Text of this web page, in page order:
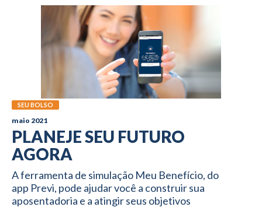
SEU BOLSO
maio 2021
PLANEJE SEU FUTURO
AGORA
A ferramenta de simulação Meu Benefício, do
app Previ, pode ajudar você a construir sua
aposentadoria e a atingir seus objetivos